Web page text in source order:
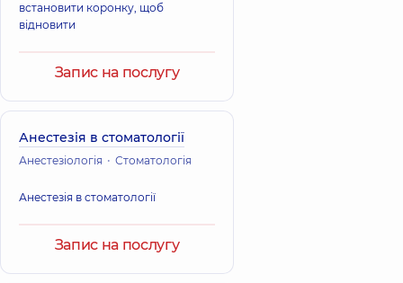
встановити коронку, щоб
відновити
Запис на послугу
Анестезія в стоматології
Анестезіологія Стоматологія
Анестезія в стоматології
Запис на послугу